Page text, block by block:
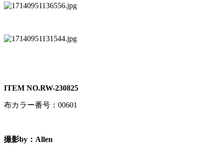
ITEM NO.RW-230825
布カラー番号：00601
撮影by：Allen